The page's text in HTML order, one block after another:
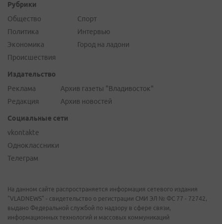
Рубрики
Общество
Политика
Экономика
Происшествия
Спорт
Интервью
Город на ладони
Издательство
Реклама
Редакция
Архив газеты "Владивосток"
Архив новостей
Социальные сети
vkontakte
Одноклассники
Телеграм
На данном сайте распространяется информация сетевого издания
"VLADNEWS" - свидетельство о регистрации СМИ ЭЛ № ФС 77 - 72742,
выдано Федеральной службой по надзору в сфере связи,
информационных технологий и массовых коммуникаций